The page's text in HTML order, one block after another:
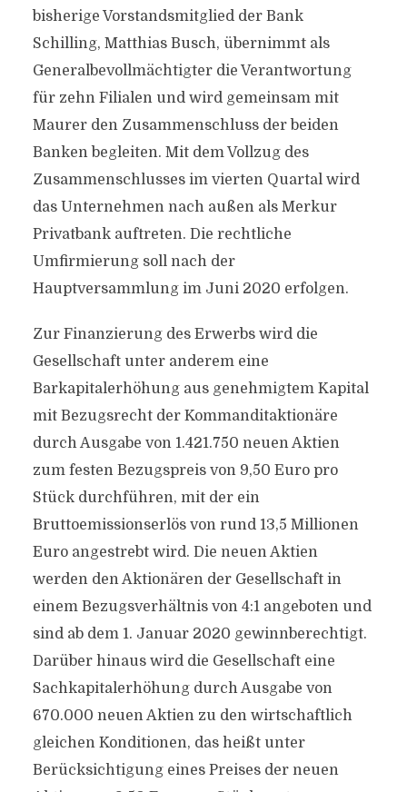
bisherige Vorstandsmitglied der Bank
Schilling, Matthias Busch, übernimmt als
Generalbevollmächtigter die Verantwortung
für zehn Filialen und wird gemeinsam mit
Maurer den Zusammenschluss der beiden
Banken begleiten. Mit dem Vollzug des
Zusammenschlusses im vierten Quartal wird
das Unternehmen nach außen als Merkur
Privatbank auftreten. Die rechtliche
Umfirmierung soll nach der
Hauptversammlung im Juni 2020 erfolgen.
Zur Finanzierung des Erwerbs wird die
Gesellschaft unter anderem eine
Barkapitalerhöhung aus genehmigtem Kapital
mit Bezugsrecht der Kommanditaktionäre
durch Ausgabe von 1.421.750 neuen Aktien
zum festen Bezugspreis von 9,50 Euro pro
Stück durchführen, mit der ein
Bruttoemissionserlös von rund 13,5 Millionen
Euro angestrebt wird. Die neuen Aktien
werden den Aktionären der Gesellschaft in
einem Bezugsverhältnis von 4:1 angeboten und
sind ab dem 1. Januar 2020 gewinnberechtigt.
Darüber hinaus wird die Gesellschaft eine
Sachkapitalerhöhung durch Ausgabe von
670.000 neuen Aktien zu den wirtschaftlich
gleichen Konditionen, das heißt unter
Berücksichtigung eines Preises der neuen